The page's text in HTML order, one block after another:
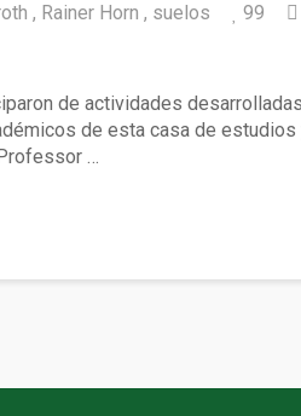
Rainer Horn suelos 99
de actividades
de esta casa de
…